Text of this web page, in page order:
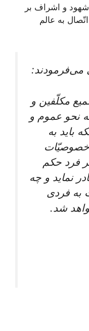
و اشراف بر
به عالم
می‌‏فرمودند:
مكلّفين و
نحو عموم و
بايد به
فرد حكم
نمايد و چه
به فردى
شد.